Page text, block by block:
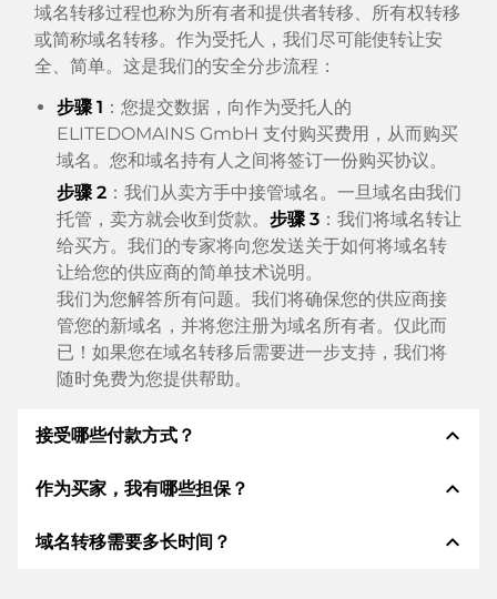
域名转移过程也称为所有者和提供者转移、所有权转移
或简称域名转移。作为受托人，我们尽可能使转让安
全、简单。这是我们的安全分步流程：
步骤 1 ：您提交数据，向作为受托人的
ELITEDOMAINS GmbH 支付购买费用，从而购买
域名。您和域名持有人之间将签订一份购买协议。
步骤 2 ：我们从卖方手中接管域名。一旦域名由我们
托管，卖方就会收到货款。 步骤 3 ：我们将域名转让
给买方。我们的专家将向您发送关于如何将域名转
让给您的供应商的简单技术说明。
我们为您解答所有问题。我们将确保您的供应商接
管您的新域名，并将您注册为域名所有者。仅此而
已！如果您在域名转移后需要进一步支持，我们将
随时免费为您提供帮助。
接受哪些付款方式？ expand_less
我们使用 SEPA 作为预付费，并使用 STRIPE 作为支
卡、PayPal、Klarna、ApplePay、GooglePay、支
作为买家，我有哪些担保？ expand_less
作为买方，我们始终向您保证以下证券。这就是我们的
域名转移需要多长时间？ expand_less